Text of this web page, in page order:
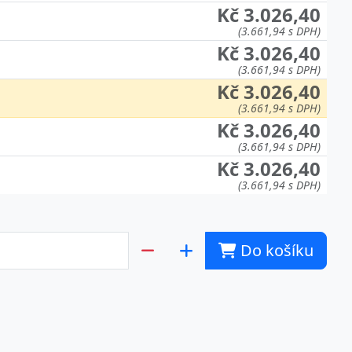
Kč 3.026,40
(3.661,94 s DPH)
Kč 3.026,40
(3.661,94 s DPH)
Kč 3.026,40
(3.661,94 s DPH)
Kč 3.026,40
(3.661,94 s DPH)
Kč 3.026,40
(3.661,94 s DPH)
Do košíku